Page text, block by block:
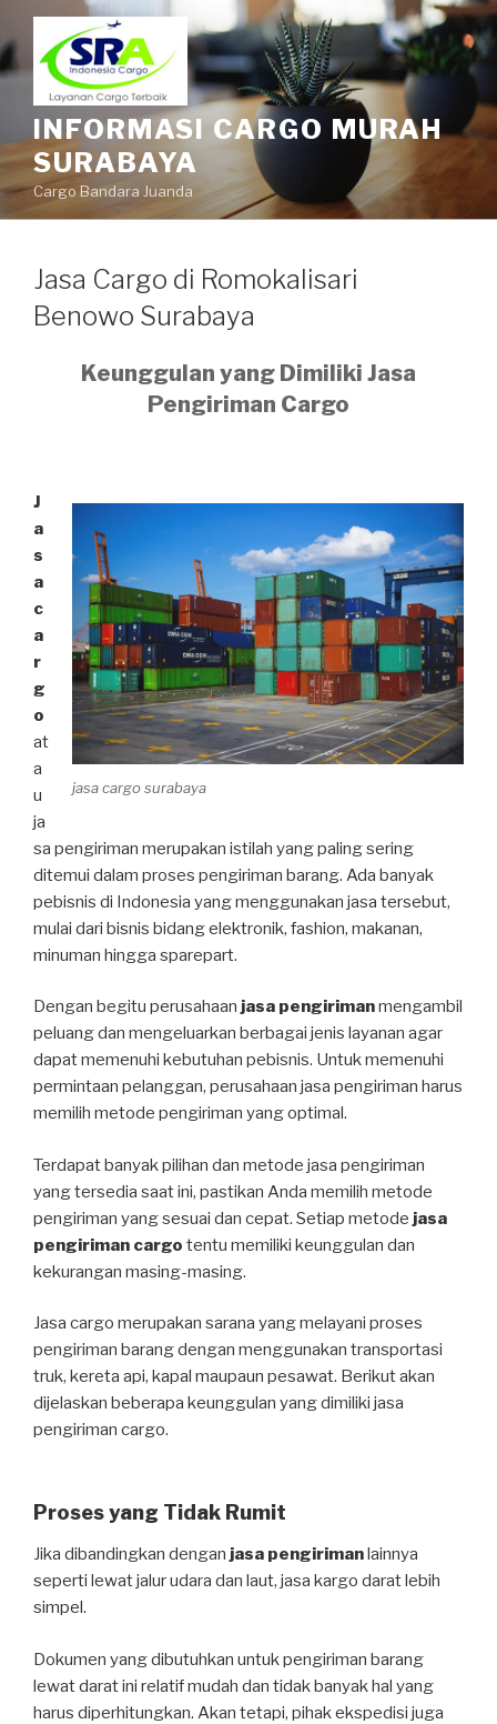
INFORMASI CARGO MURAH
SURABAYA
Cargo Bandara Juanda
Jasa Cargo di Romokalisari
Benowo Surabaya
Keunggulan yang Dimiliki Jasa
Pengiriman Cargo
jasa cargo surabaya
J
a
s
a
c
a
r
g
o
at
a
u
ja
sa pengiriman merupakan istilah yang paling sering
ditemui dalam proses pengiriman barang. Ada banyak
pebisnis di Indonesia yang menggunakan jasa tersebut,
mulai dari bisnis bidang elektronik, fashion, makanan,
minuman hingga sparepart.
Dengan begitu perusahaan jasa pengirimanmengambil
peluang dan mengeluarkan berbagai jenis layanan agar
dapat memenuhi kebutuhan pebisnis. Untuk memenuhi
permintaan pelanggan, perusahaan jasa pengiriman harus
memilih metode pengiriman yang optimal.
Terdapat banyak pilihan dan metode jasa pengiriman
yang tersedia saat ini, pastikan Anda memilih metode
pengiriman yang sesuai dan cepat. Setiap metode jasa
pengiriman cargo tentu memiliki keunggulan dan
kekurangan masing-masing.
Jasa cargo merupakan sarana yang melayani proses
pengiriman barang dengan menggunakan transportasi
truk, kereta api, kapal maupaun pesawat. Berikut akan
dijelaskan beberapa keunggulan yang dimiliki jasa
pengiriman cargo.
Proses yang Tidak Rumit
Jika dibandingkan dengan jasa pengiriman lainnya
seperti lewat jalur udara dan laut, jasa kargo darat lebih
simpel.
Dokumen yang dibutuhkan untuk pengiriman barang
lewat darat ini relatif mudah dan tidak banyak hal yang
harus diperhitungkan. Akan tetapi, pihak ekspedisi juga